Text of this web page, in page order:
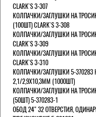
CLARK`S 3-307
КОЛПАЧКИ/3АГЛУШКИ НА
(100ШТ) CLARK`S 3-308
КОЛПАЧКИ/3АГЛУШКИ НА
CLARK`S 3-309
КОЛПАЧКИ/3АГЛУШКИ НА
CLARK`S 3-310
КОЛПАЧКИ/3АГЛУШКИ 5-370283
2,1/2,9Х10,3ММ (1000ШТ)
КОЛПАЧКИ/3АГЛУШКИ НА
(50ШТ) 5-370283-1
ОБОД 24" 32 ОТВЕРСТИЯ,